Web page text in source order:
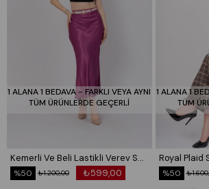
Ürün Beden Ölçü Bilgileri:
36/S Beden Göğüs: 83/90 Bel:67/74
38/M Beden Göğüs: 90/97 Bel:74/81
40/L Beden Göğüs: 97/104 Bel:81/88
42/XL Beden Göğüs: 104/114 Bel:88/98
44/XXL Beden Göğüs: 114/124 Bel:98/108
1 ALANA 1 BEDAVA - FARKLI VEYA AYNI
TÜM ÜRÜNLERDE GEÇERLİ
Kemerli Ve Beli Lastikli Verev Saten Etek 6791
₺599,00
₺1.200,00
%50
1 ALANA 1
TÜM
%50